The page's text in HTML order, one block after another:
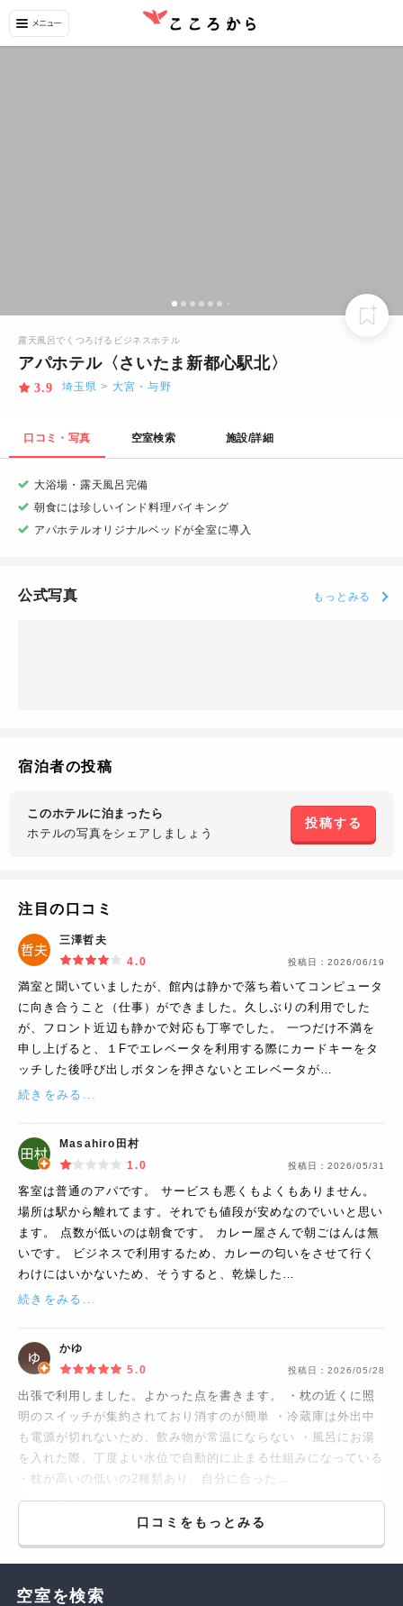
露天風呂でくつろげるビジネスホテル
アパホテル〈さいたま新都心駅北〉
3.9 埼玉県 > 大宮・与野
口コミ・写真 空室検索 施設/詳細
大浴場・露天風呂完備
朝食には珍しいインド料理バイキング
アパホテルオリジナルベッドが全室に導入
公式写真 もっとみる
宿泊者の投稿
このホテルに泊まったら
ホテルの写真をシェアしましょう
投稿する
注目の口コミ
三澤哲夫
4.0
投稿日： 2026/06/19
満室と聞いていましたが、館内は静かで落ち着いてコンピュータ
に向き合うこと（仕事）ができました。久しぶりの利用でした
が、フロント近辺も静かで対応も丁寧でした。 一つだけ不満を
申し上げると、１Fでエレベータを利用する際にカードキーをタ
ッチした後呼び出しボタンを押さないとエレベータが…
続きをみる...
Masahiro田村
1.0
投稿日： 2026/05/31
客室は普通のアパです。 サービスも悪くもよくもありません。
場所は駅から離れてます。それでも値段が安めなのでいいと思い
ます。 点数が低いのは朝食です。 カレー屋さんで朝ごはんは無
いです。 ビジネスで利用するため、カレーの匂いをさせて行く
わけにはいかないため、そうすると、乾燥した…
続きをみる...
かゆ
5.0
投稿日： 2026/05/28
出張で利用しました。よかった点を書きます。 ・枕の近くに照
明のスイッチが集約されており消すのが簡単 ・冷蔵庫は外出中
も電源が切れないため、飲み物が常温にならない ・風呂にお湯
を入れた際、丁度よい水位で自動的に止まる仕組みになっている
・枕が高いの低いの2種類あり、自分に合った…
続きをみる...
口コミをもっとみる
空室を検索